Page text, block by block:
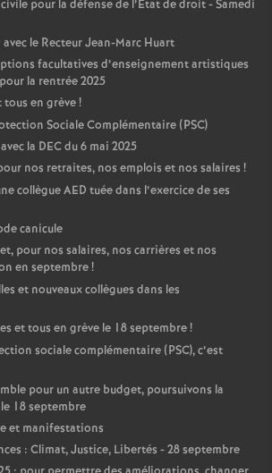
pour la défense de l’État de droit - Samedi
le Recteur Jean-Marc Huart
facultatives d’enseignement artistiques
la rentrée 2025
tous en grève!
Sociale Complémentaire (PSC)
la DEC du 6 mai 2025
nos retraites, nos emplois et nos salaires !
collègue AED tuée dans l’exercice de ses
canicule
pour nos salaires, nos carrières et nos
en septembre!
et nouveaux collègues dans les
et tous en grève le 18 septembre!
sociale complémentaire (PSC), c’est
pour un autre budget, poursuivons la
18 septembre
et manifestations
: Climat, Justice, Libertés - 28 septembre